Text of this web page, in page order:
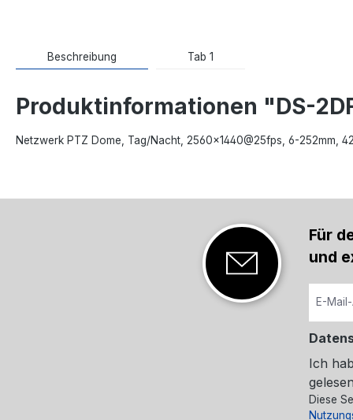
Beschreibung Tab 1
Produktinformationen "DS-
Netzwerk PTZ Dome, Tag/Nacht, 2560×1440@25fps, 6-252mm,
Für
und
Ich
Diese